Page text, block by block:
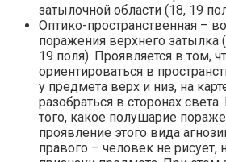
затылочной области (18, 19
Оптико-пространственная –
поражения верхнего затылка
19 поля). Проявляется в том,
ориентироваться в
у предмета верх и низ, на
разобраться в сторонах
того, какое полушарие
проявление этого вида
правого – человек не рисует,